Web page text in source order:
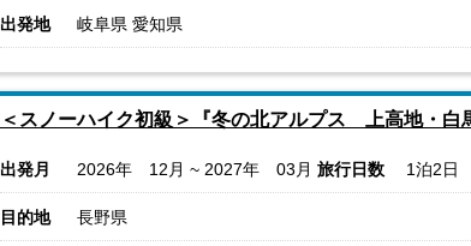
出発地 岐阜県 愛知県
＜スノーハイク初級＞『冬の北アルプス 上高地・
出発月 2026年 12月 ~ 2027年 03月 旅行日数 1泊2日
目的地 長野県